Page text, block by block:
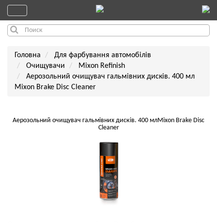
Головна
Для фарбування автомобілів
Очищувачи
Mixon Refinish
Аерозольний очищувач гальмівних дисків. 400 мл
Mixon Brake Disc Cleaner
Аерозольний очищувач гальмівних дисків. 400 млMixon Brake Disc
Cleaner